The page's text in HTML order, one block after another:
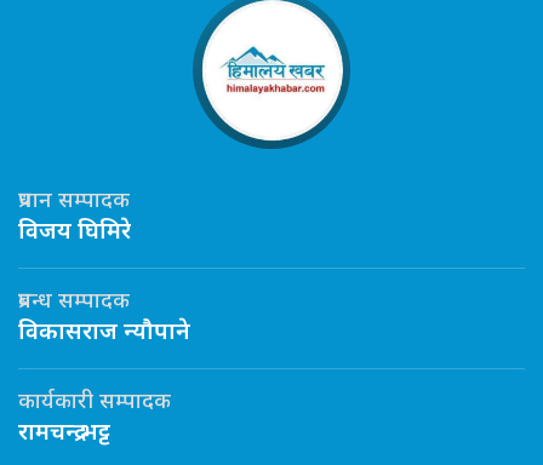
प्रधान सम्पादक
विजय घिमिरे
प्रबन्ध सम्पादक
विकासराज न्यौपाने
कार्यकारी सम्पादक
रामचन्द्र भट्ट